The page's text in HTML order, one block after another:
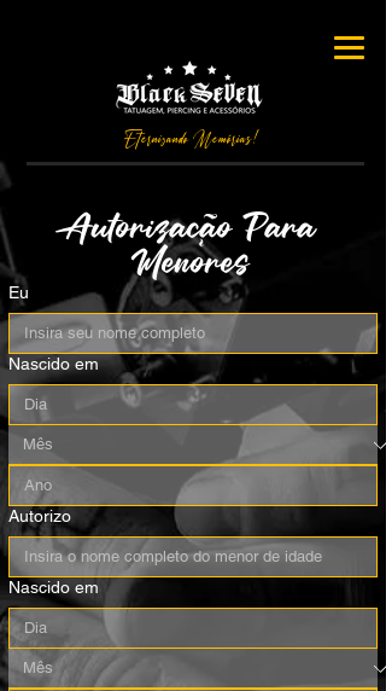
Eternizando Memórias!
Autorizacao Para
Menores
Eu
Nascido em
Autorizo
Nascido em